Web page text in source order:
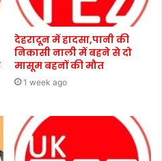
देहरादून में हादसा,पानी की
निकासी नाली में बहने से दो
मासूम बहनों की मौत
1 week ago